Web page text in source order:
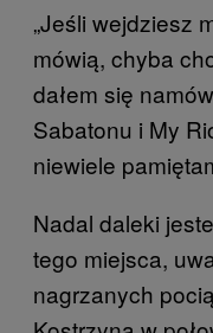
„Jeśli wejdziesz
mówią, chyba
dałem się
Sabatonu i My
niewiele
Nadal daleki
tego miejsca,
nagrzanych